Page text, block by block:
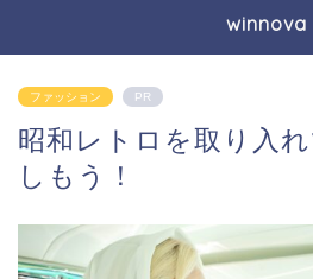
winnova
ファッション PR
昭和レトロを取り入
しもう！